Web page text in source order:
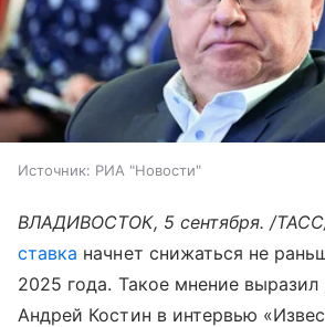
Источник: РИА "Новости"
ВЛАДИВОСТОК, 5 сентября. /
ставка начнет снижаться не
2025 года. Такое мнение выразил
Андрей Костин в интервью